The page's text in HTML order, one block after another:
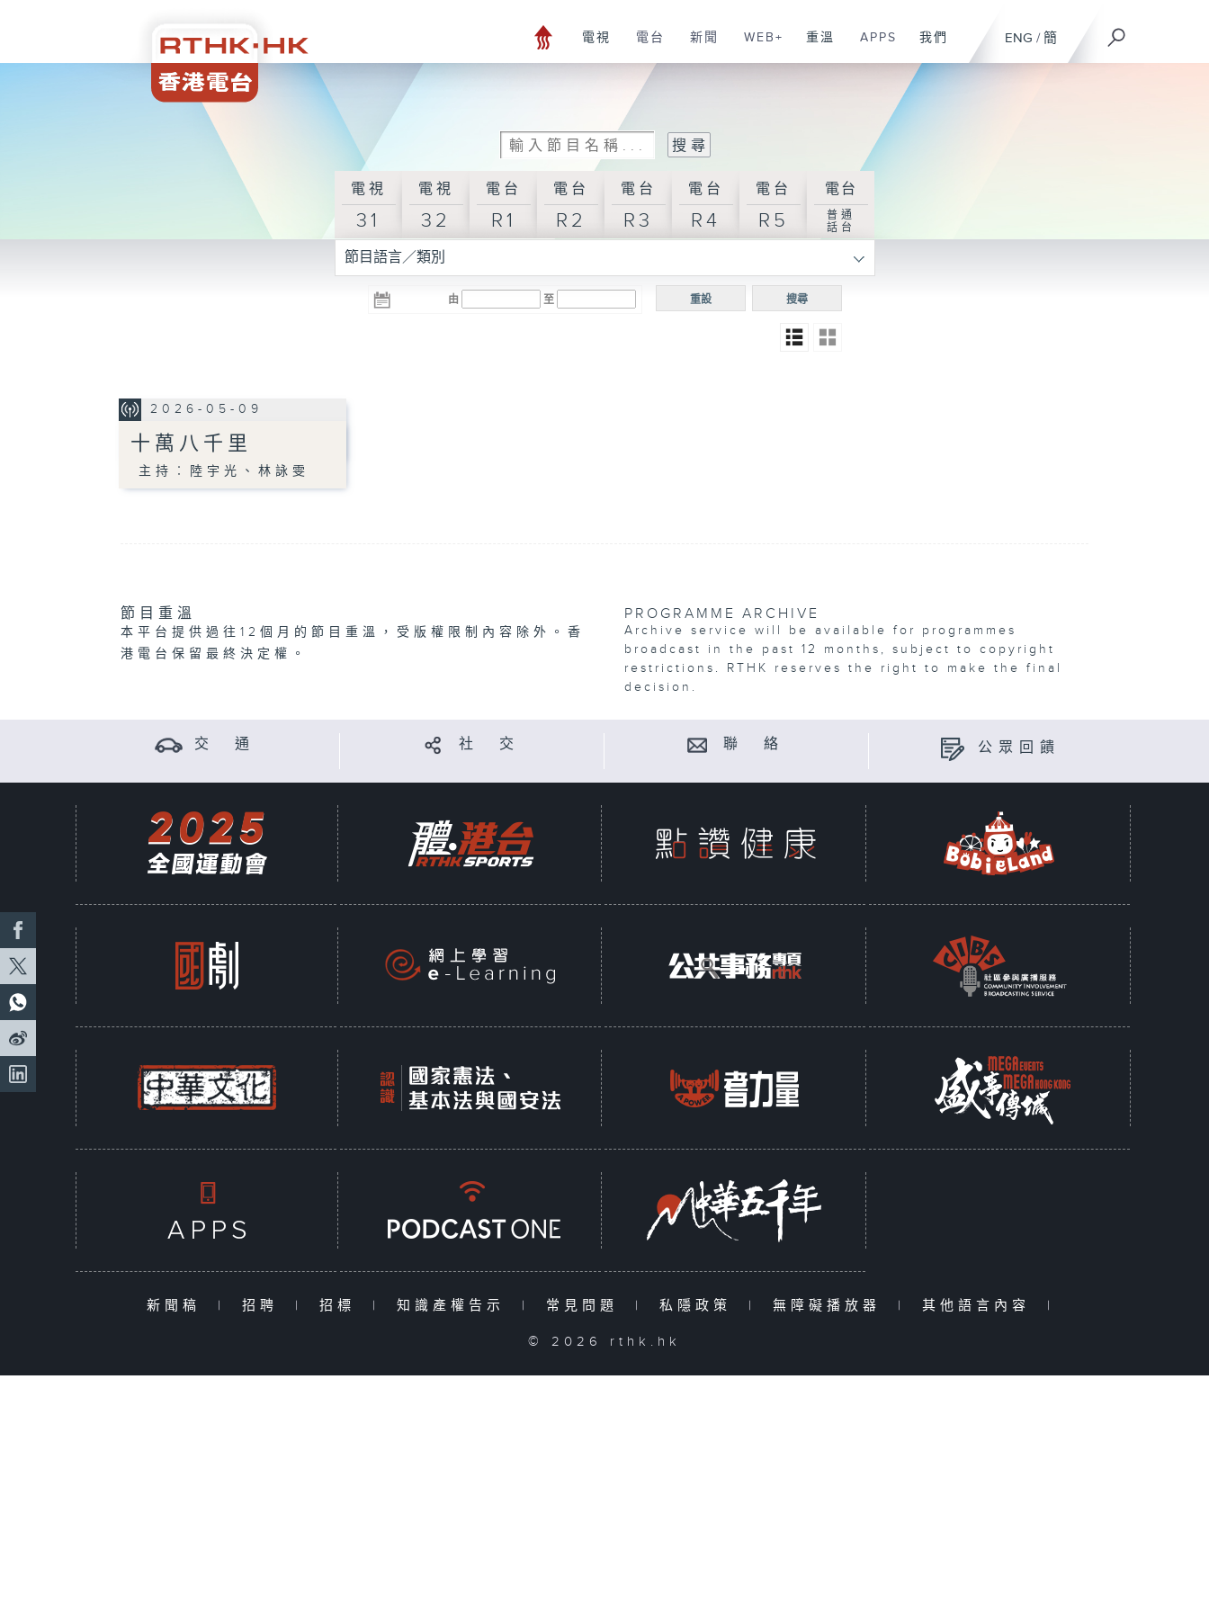
ENG / 簡
電視 電台 新聞 WEB+ 重溫 APPS 我們
電視
31
電視
32
電台
R1
電台
R2
電台
R3
電台
R4
電台
R5
電台
普通
話台
節目語言／類別
由 至 搜尋
重設
2026-05-09
十萬八千里
主持︰陸宇光、林詠雯
節目重溫
本平台提供過往12個月的節目重溫，受版權限制內容除外。香
港電台保留最終決定權。
PROGRAMME ARCHIVE
Archive service will be available for programmes
broadcast in the past 12 months, subject to copyright
restrictions. RTHK reserves the right to make the final
decision.
交 通 社 交 聯 絡 公眾回饋
新聞稿 | 招聘 | 招標 | 知識產權告示 | 常見問題 | 私隱政策 | 無障礙播放器 | 其他語言內容 |
© 2026 rthk.hk